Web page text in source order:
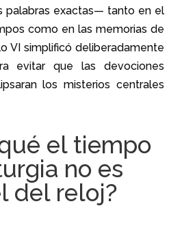
palabras exactas— tanto en el
como en las memorias de
VI simplificó deliberadamente
evitar que las devociones
los misterios centrales
el tiempo
no es
del reloj?